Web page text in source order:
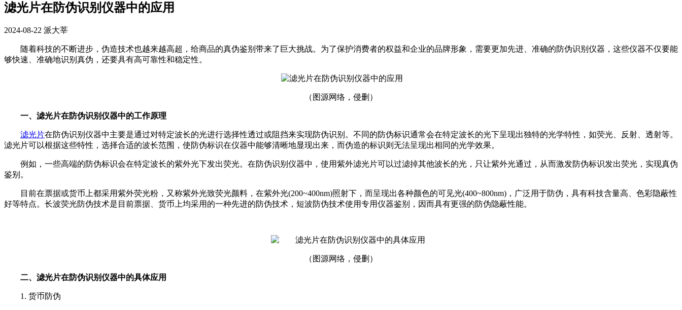
滤光片在防伪识别仪器中的应用
2024-08-22 派大莘
随着科技的不断进步，伪造技术也越来越高超，给商品的真伪鉴别带来了巨大挑战。为了保护消费者的权益和企业的品牌形象，需要更加先进、准确的防伪识别仪器，这些仪器不仅要能
够快速、准确地识别真伪，还要具有高可靠性和稳定性。
（图源网络，侵删）
一、滤光片在防伪识别仪器中的工作原理
滤光片在防伪识别仪器中主要是通过对特定波长的光进行选择性透过或阻挡来实现防伪识别。不同的防伪标识通常会在特定波长的光下呈现出独特的光学特性，如荧光、反射、透射等。
滤光片可以根据这些特性，选择合适的波长范围，使防伪标识在仪器中能够清晰地显现出来，而伪造的标识则无法呈现出相同的光学效果。
例如，一些高端的防伪标识会在特定波长的紫外光下发出荧光。在防伪识别仪器中，使用紫外滤光片可以过滤掉其他波长的光，只让紫外光通过，从而激发防伪标识发出荧光，实现真伪
鉴别。
目前在票据或货币上都采用紫外荧光粉，又称紫外光致荧光颜料，在紫外光(200~400nm)照射下，而呈现出各种颜色的可见光(400~800nm)，广泛用于防伪，具有科技含量高、色彩隐蔽性
好等特点。长波荧光防伪技术是目前票据、货币上均采用的一种先进的防伪技术，短波防伪技术使用专用仪器鉴别，因而具有更强的防伪隐蔽性能。
（图源网络，侵删）
二、滤光片在防伪识别仪器中的具体应用
1. 货币防伪